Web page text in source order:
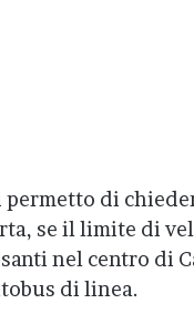
permetto di
se il limite di
nel centro di
di linea.